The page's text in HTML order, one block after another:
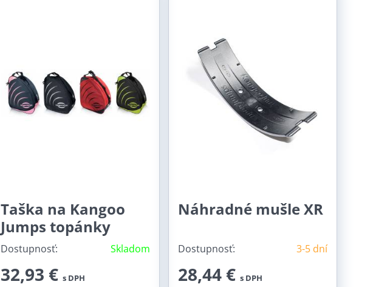
Taška na Kangoo
Jumps topánky
Dostupnosť: Skladom
32,93 € s DPH
Náhradné mušle XR
Dostupnosť: 3-5 dní
28,44 € s DPH